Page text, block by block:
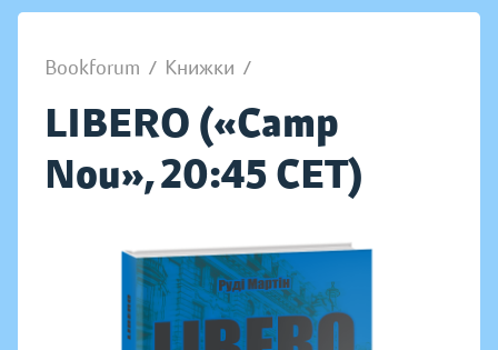
Bookforum / Книжки /
LIBERO («Camp
Nou», 20:45 CET)